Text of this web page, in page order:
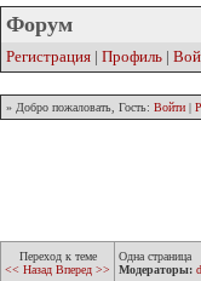
Форум
Регистрация | Профиль |
» Добро пожаловать, Гость: Войти |
Переход к теме
<< Назад Вперед >>
Одна страница
Модераторы: